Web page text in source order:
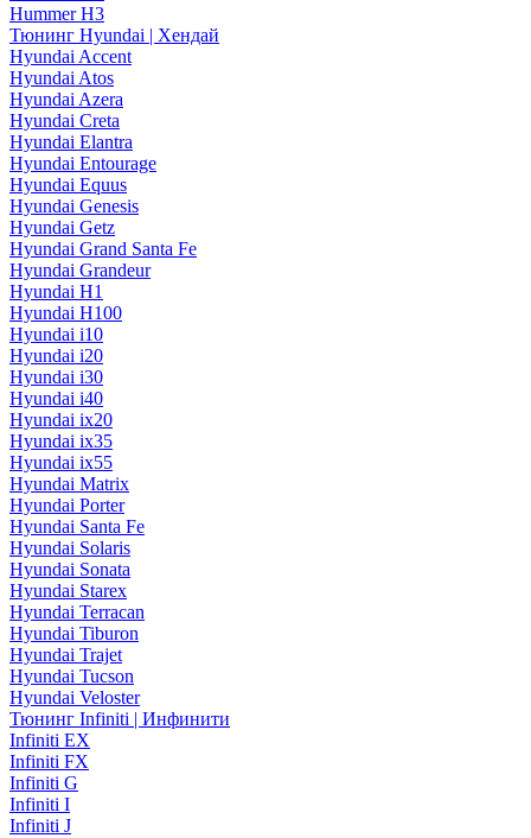
Hummer H3
Тюнинг Hyundai | Хендай
Hyundai Accent
Hyundai Atos
Hyundai Azera
Hyundai Creta
Hyundai Elantra
Hyundai Entourage
Hyundai Equus
Hyundai Genesis
Hyundai Getz
Hyundai Grand Santa Fe
Hyundai Grandeur
Hyundai H1
Hyundai H100
Hyundai i10
Hyundai i20
Hyundai i30
Hyundai i40
Hyundai ix20
Hyundai ix35
Hyundai ix55
Hyundai Matrix
Hyundai Porter
Hyundai Santa Fe
Hyundai Solaris
Hyundai Sonata
Hyundai Starex
Hyundai Terracan
Hyundai Tiburon
Hyundai Trajet
Hyundai Tucson
Hyundai Veloster
Тюнинг Infiniti | Инфинити
Infiniti EX
Infiniti FX
Infiniti G
Infiniti I
Infiniti J